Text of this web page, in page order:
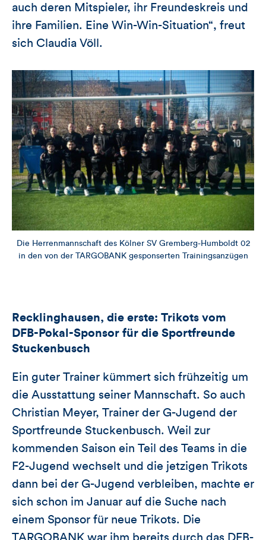
auch deren Mitspieler, ihr Freundeskreis und
ihre Familien. Eine Win-Win-Situation“, freut
sich Claudia Völl.
Die Herrenmannschaft des Kölner SV Gremberg-Humboldt 02
in den von der TARGOBANK gesponserten Trainingsanzügen
Recklinghausen, die erste: Trikots vom
DFB-Pokal-Sponsor für die Sportfreunde
Stuckenbusch
Ein guter Trainer kümmert sich frühzeitig um
die Ausstattung seiner Mannschaft. So auch
Christian Meyer, Trainer der G-Jugend der
Sportfreunde Stuckenbusch. Weil zur
kommenden Saison ein Teil des Teams in die
F2-Jugend wechselt und die jetzigen Trikots
dann bei der G-Jugend verbleiben, machte er
sich schon im Januar auf die Suche nach
einem Sponsor für neue Trikots. Die
TARGOBANK war ihm bereits durch das DFB-